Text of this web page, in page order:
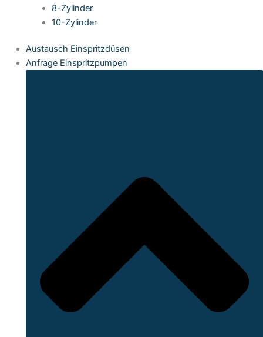
8-Zylinder
10-Zylinder
Austausch Einspritzdüsen
Anfrage Einspritzpumpen